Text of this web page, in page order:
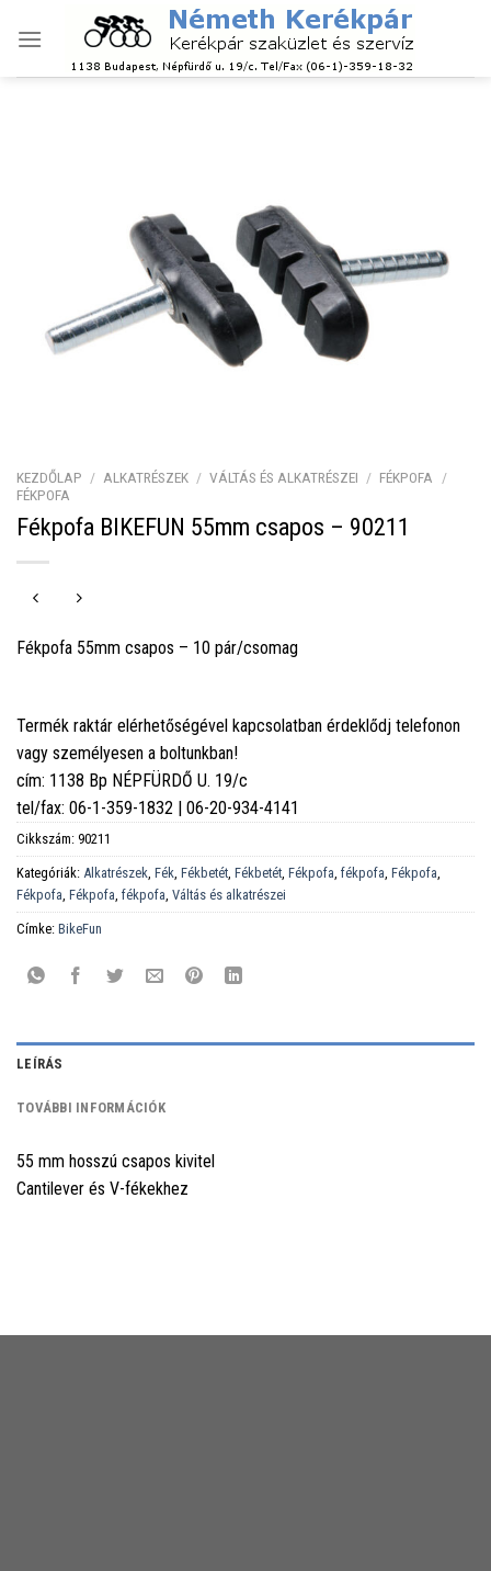
KEZDŐLAP / ALKATRÉSZEK / VÁLTÁS ÉS ALKATRÉSZEI / FÉKPOFA
/
FÉKPOFA
Fékpofa BIKEFUN 55mm csapos – 90211
Fékpofa 55mm csapos – 10 pár/csomag
Termék raktár elérhetőségével kapcsolatban érdeklődj telefonon
vagy személyesen a boltunkban!
cím: 1138 Bp NÉPFÜRDŐ U. 19/c
tel/fax: 06-1-359-1832 | 06-20-934-4141
Cikkszám: 90211
Kategóriák: Alkatrészek Fék Fékbetét Fékbetét Fékpofa fékpofa Fékpofa
Fékpofa Fékpofa fékpofa Váltás és alkatrészei
Címke: BikeFun
LEÍRÁS
TOVÁBBI INFORMÁCIÓK
55 mm hosszú csapos kivitel
Cantilever és V-fékekhez